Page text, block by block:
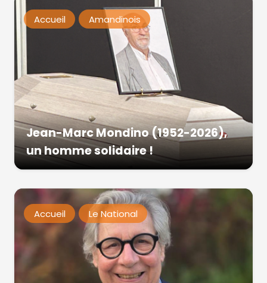
Accueil Amandinois
Jean-Marc Mondino (1952-2026),
un homme solidaire !
Accueil Le National